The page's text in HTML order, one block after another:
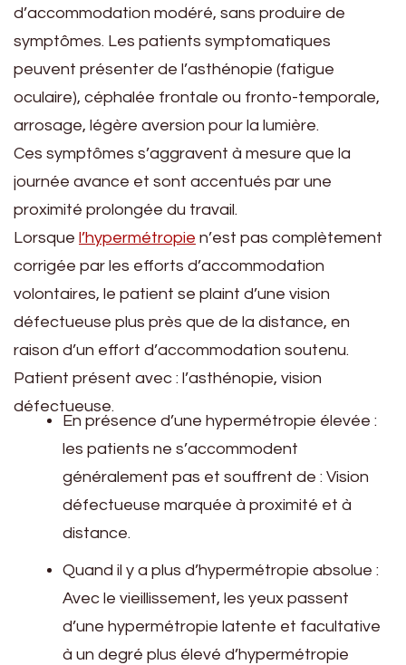
d’accommodation modéré, sans produire de
symptômes. Les patients symptomatiques
peuvent présenter de l’asthénopie (fatigue
oculaire), céphalée frontale ou fronto-temporale,
arrosage, légère aversion pour la lumière.
Ces symptômes s’aggravent à mesure que la
journée avance et sont accentués par une
proximité prolongée du travail.
Lorsque l’hypermétropie n’est pas complètement
corrigée par les efforts d’accommodation
volontaires, le patient se plaint d’une vision
défectueuse plus près que de la distance, en
raison d’un effort d’accommodation soutenu.
Patient présent avec : l’asthénopie, vision
défectueuse.
En présence d’une hypermétropie élevée :
les patients ne s’accommodent
généralement pas et souffrent de : Vision
défectueuse marquée à proximité et à
distance.
Quand il y a plus d’hypermétropie absolue :
Avec le vieillissement, les yeux passent
d’une hypermétropie latente et facultative
à un degré plus élevé d’hypermétropie